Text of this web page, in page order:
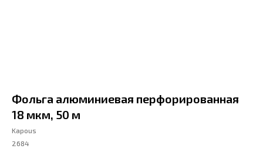
Фольга алюминиевая перфорированная
18 мкм, 50 м
Kapous
2684